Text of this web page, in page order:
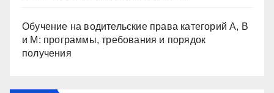
Обучение на водительские права категорий A, B
и M: программы, требования и порядок
получения